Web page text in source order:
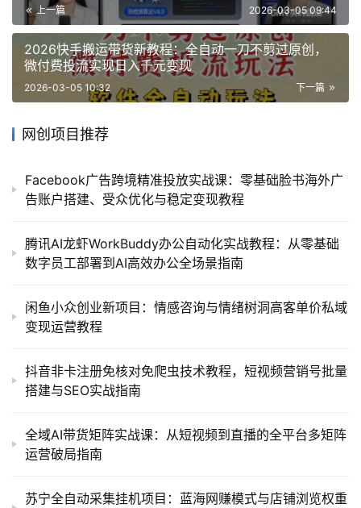
上一篇 2026-03-05 09:44
2026快手搬运带货新教程：全自动一刀不剪过原创，
微付费投流实现日入千元变现
下一篇
2026-03-05 10:32
网创项目推荐
Facebook广告跨境精准投放实战课：零基础脸书海外广
告账户搭建、受众优化与稳定变现教程
腾讯AI龙虾WorkBuddy办公自动化实战教程：从零基础
数字员工部署到AI高效办公全场景指南
闲鱼小众创业新项目：情感咨询与情绪树洞高客单价私域
变现运营教程
抖音非卡注册免核对免爬虫技术教程，短视频营销号批量
搭建与SEO实战指南
全域AI带货矩阵实战课：从短视频到直播的全平台多矩阵
运营破局指南
苏宁全自动采集挂机项目：蓝海网赚模式与店铺浏览权重